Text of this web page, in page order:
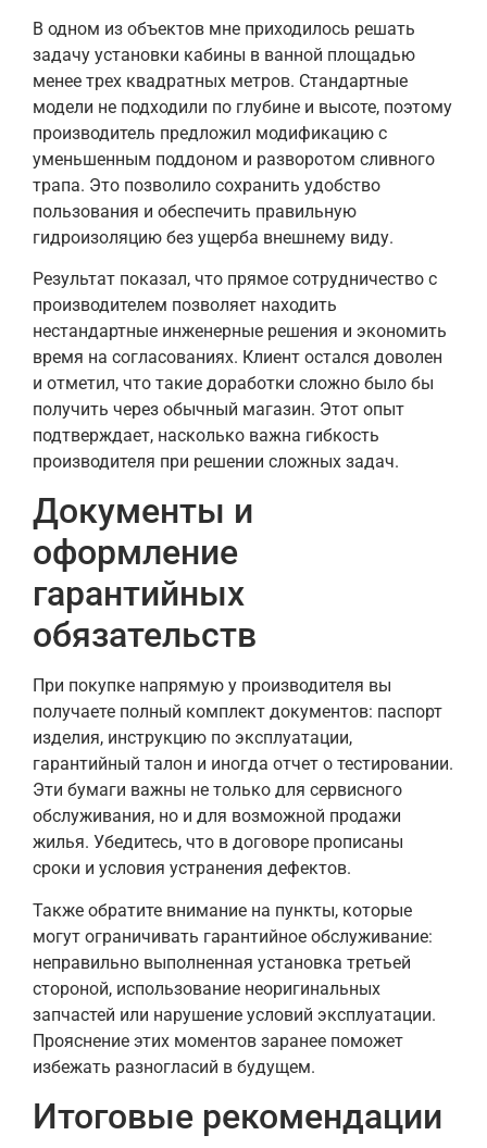
В одном из объектов мне приходилось решать
задачу установки кабины в ванной площадью
менее трех квадратных метров. Стандартные
модели не подходили по глубине и высоте, поэтому
производитель предложил модификацию с
уменьшенным поддоном и разворотом сливного
трапа. Это позволило сохранить удобство
пользования и обеспечить правильную
гидроизоляцию без ущерба внешнему виду.
Результат показал, что прямое сотрудничество с
производителем позволяет находить
нестандартные инженерные решения и экономить
время на согласованиях. Клиент остался доволен
и отметил, что такие доработки сложно было бы
получить через обычный магазин. Этот опыт
подтверждает, насколько важна гибкость
производителя при решении сложных задач.
Документы и
оформление
гарантийных
обязательств
При покупке напрямую у производителя вы
получаете полный комплект документов: паспорт
изделия, инструкцию по эксплуатации,
гарантийный талон и иногда отчет о тестировании.
Эти бумаги важны не только для сервисного
обслуживания, но и для возможной продажи
жилья. Убедитесь, что в договоре прописаны
сроки и условия устранения дефектов.
Также обратите внимание на пункты, которые
могут ограничивать гарантийное обслуживание:
неправильно выполненная установка третьей
стороной, использование неоригинальных
запчастей или нарушение условий эксплуатации.
Прояснение этих моментов заранее поможет
избежать разногласий в будущем.
Итоговые рекомендации